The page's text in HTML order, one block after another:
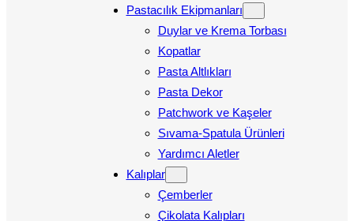
Pastacılık Ekipmanları
Duylar ve Krema Torbası
Kopatlar
Pasta Altlıkları
Pasta Dekor
Patchwork ve Kaşeler
Sıvama-Spatula Ürünleri
Yardımcı Aletler
Kalıplar
Çemberler
Çikolata Kalıpları